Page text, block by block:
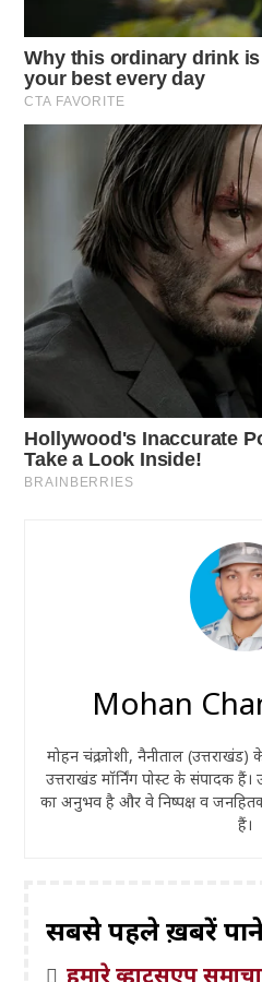
Mohan
मोहन चंद्र जोशी, नैनीताल (उत्तराखंड) के
उत्तराखंड मॉर्निंग पोस्ट के संपादक हैं।
का अनुभव है और वे निष्पक्ष व
हैं।
सबसे पहले ख़बरें
हमारे व्हाट्सएप